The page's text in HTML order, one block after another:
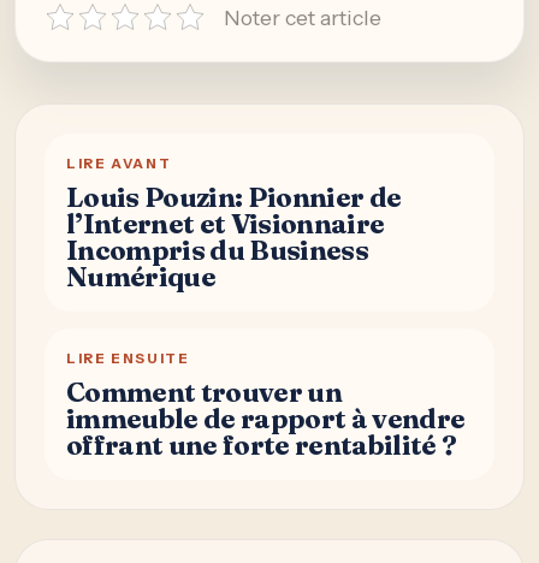
Noter cet article
LIRE AVANT
Louis Pouzin: Pionnier de
l’Internet et Visionnaire
Incompris du Business
Numérique
LIRE ENSUITE
Comment trouver un
immeuble de rapport à vendre
offrant une forte rentabilité ?